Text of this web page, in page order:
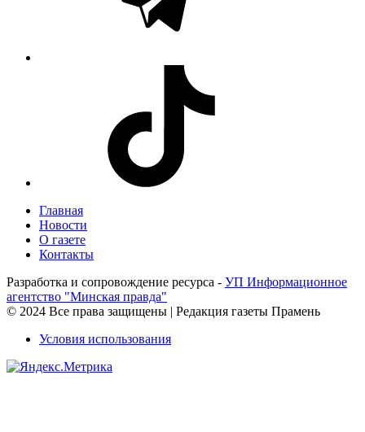
Главная
Новости
О газете
Контакты
Разработка и сопровождение ресурса - УП Информационное
агентство "Минская правда"
© 2024 Все права защищены | Редакция газеты Прамень
Условия использования